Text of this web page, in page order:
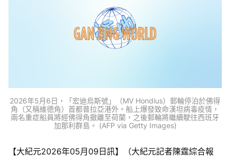
2026年5月6日，「宏迪烏斯號」（MV Hondius）郵輪停泊於佛得
角（又稱維德角）首都普拉亞港外。船上爆發致命漢坦病毒疫情，
兩名重症船員將經佛得角撤離至荷蘭，之後郵輪將繼續駛往西班牙
加那利群島。 (AFP via Getty Images)
【大紀元2026年05月09日訊】（大紀元記者陳霆綜合報